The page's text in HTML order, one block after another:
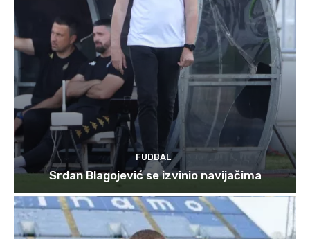
FUDBAL
Srđan Blagojević se izvinio navijačima